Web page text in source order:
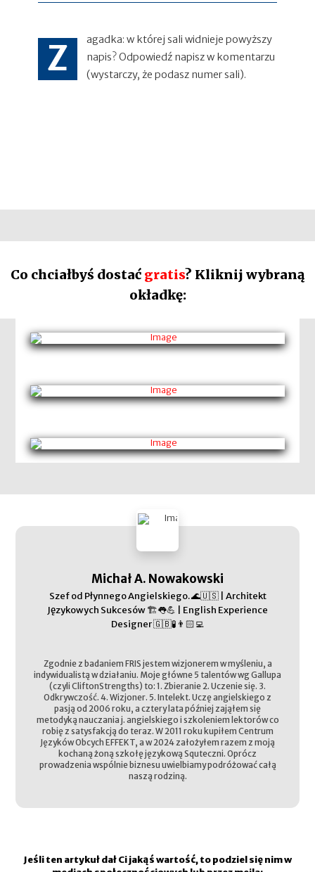
Z
agadka: w której sali widnieje powyższy
napis? Odpowiedź napisz w komentarzu
(wystarczy, że podasz numer sali).
Co chciałbyś dostać gratis? Kliknij wybraną
okładkę:
Michał A. Nowakowski
Szef od Płynnego Angielskiego. 🌊🇺🇸 | Architekt
Językowych Sukcesów 🏗️👅💪 | English Experience
Designer 🇬🇧🧪👨🏻‍💻
Zgodnie z badaniem FRIS jestem wizjonerem w myśleniu, a
indywidualistą w działaniu. Moje główne 5 talentów wg Gallupa
(czyli CliftonStrengths) to: 1. Zbieranie 2. Uczenie się. 3.
Odkrywczość. 4. Wizjoner. 5. Intelekt. Uczę angielskiego z
pasją od 2006 roku, a cztery lata później zająłem się
metodyką nauczania j. angielskiego i szkoleniem lektorów co
robię z satysfakcją do teraz. W 2011 roku kupiłem Centrum
Języków Obcych EFFEKT, a w 2024 założyłem razem z moją
kochaną żoną szkołę językową Squteczni. Oprócz
prowadzenia wspólnie biznesu uwielbiamy podróżować całą
naszą rodziną.
Jeśli ten artykuł dał Ci jakąś wartość, to podziel się nim w